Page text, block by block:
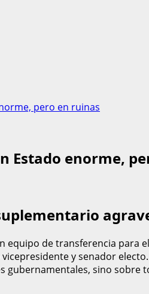
pero en ruinas
Estado enorme,
equipo de transferencia
y senador
gubernamentales, sino